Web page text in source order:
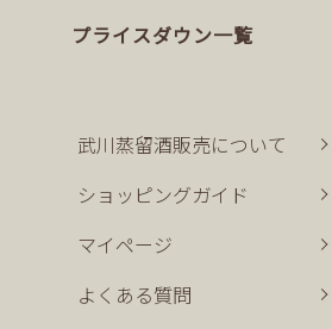
プライスダウン一覧
武川蒸留酒販売について
ショッピングガイド
マイページ
よくある質問